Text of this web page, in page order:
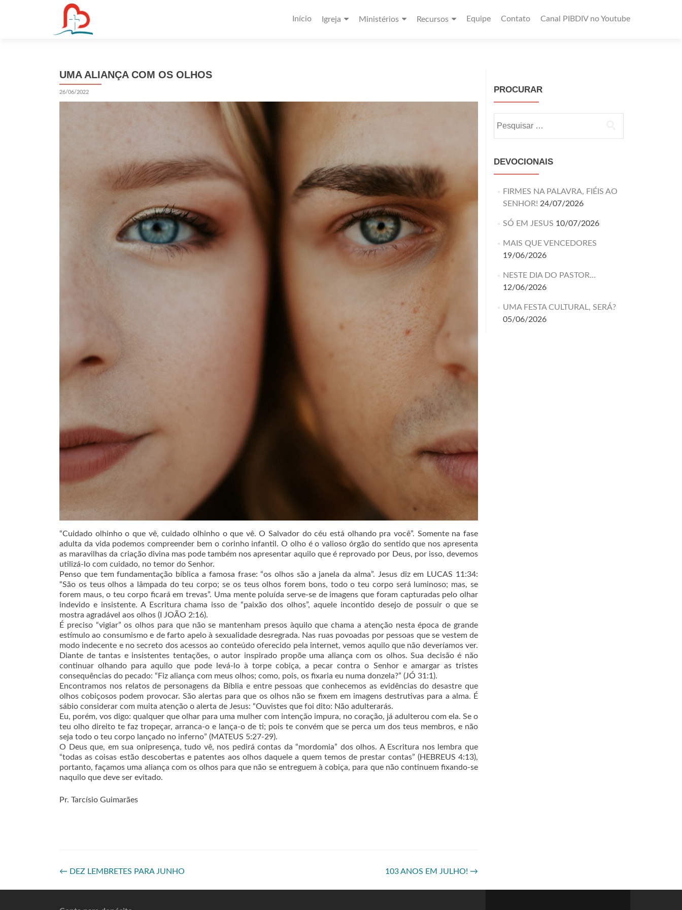
Início Igreja Ministérios Recursos Equipe Contato Canal PIBDIV no Youtube
UMA ALIANÇA COM OS OLHOS
26/06/2022
“Cuidado olhinho o que vê, cuidado olhinho o que vê. O Salvador do céu está olhando pra você”. Somente na fase
adulta da vida podemos compreender bem o corinho infantil. O olho é o valioso órgão do sentido que nos apresenta
as maravilhas da criação divina mas pode também nos apresentar aquilo que é reprovado por Deus, por isso, devemos
utilizá-lo com cuidado, no temor do Senhor.
Penso que tem fundamentação bíblica a famosa frase: “os olhos são a janela da alma”. Jesus diz em LUCAS 11:34:
“São os teus olhos a lâmpada do teu corpo; se os teus olhos forem bons, todo o teu corpo será luminoso; mas, se
forem maus, o teu corpo ficará em trevas”. Uma mente poluída serve-se de imagens que foram capturadas pelo olhar
indevido e insistente. A Escritura chama isso de “paixão dos olhos”, aquele incontido desejo de possuir o que se
mostra agradável aos olhos (I JOÃO 2:16).
É preciso “vigiar” os olhos para que não se mantenham presos àquilo que chama a atenção nesta época de grande
estímulo ao consumismo e de farto apelo à sexualidade desregrada. Nas ruas povoadas por pessoas que se vestem de
modo indecente e no secreto dos acessos ao conteúdo oferecido pela internet, vemos aquilo que não deveríamos ver.
Diante de tantas e insistentes tentações, o autor inspirado propõe uma aliança com os olhos. Sua decisão é não
continuar olhando para aquilo que pode levá-lo à torpe cobiça, a pecar contra o Senhor e amargar as tristes
consequências do pecado: “Fiz aliança com meus olhos; como, pois, os fixaria eu numa donzela?” (JÓ 31:1).
Encontramos nos relatos de personagens da Bíblia e entre pessoas que conhecemos as evidências do desastre que
olhos cobiçosos podem provocar. São alertas para que os olhos não se fixem em imagens destrutivas para a alma. É
sábio considerar com muita atenção o alerta de Jesus: “Ouvistes que foi dito: Não adulterarás.
Eu, porém, vos digo: qualquer que olhar para uma mulher com intenção impura, no coração, já adulterou com ela. Se o
teu olho direito te faz tropeçar, arranca-o e lança-o de ti; pois te convém que se perca um dos teus membros, e não
seja todo o teu corpo lançado no inferno” (MATEUS 5:27-29).
O Deus que, em sua onipresença, tudo vê, nos pedirá contas da “mordomia” dos olhos. A Escritura nos lembra que
“todas as coisas estão descobertas e patentes aos olhos daquele a quem temos de prestar contas” (HEBREUS 4:13),
portanto, façamos uma aliança com os olhos para que não se entreguem à cobiça, para que não continuem fixando-se
naquilo que deve ser evitado.
Pr. Tarcísio Guimarães
← DEZ LEMBRETES PARA JUNHO 103 ANOS EM JULHO! →
PROCURAR
DEVOCIONAIS
FIRMES NA PALAVRA, FIÉIS AO
SENHOR! 24/07/2026
SÓ EM JESUS 10/07/2026
MAIS QUE VENCEDORES
19/06/2026
NESTE DIA DO PASTOR…
12/06/2026
UMA FESTA CULTURAL, SERÁ?
05/06/2026